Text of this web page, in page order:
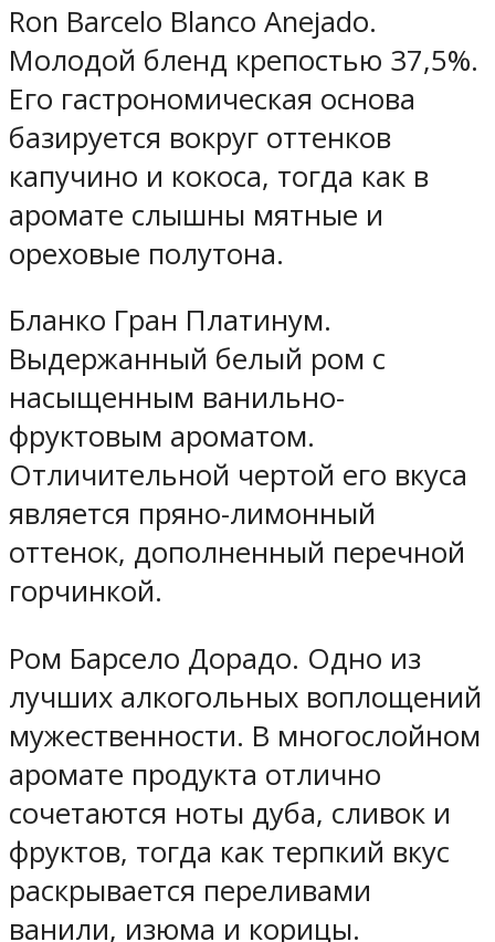
Ron Barcelo Blanco Anejado.
Молодой бленд крепостью 37,5%.
Его гастрономическая основа
базируется вокруг оттенков
капучино и кокоса, тогда как в
аромате слышны мятные и
ореховые полутона.
Бланко Гран Платинум.
Выдержанный белый ром с
насыщенным ванильно-
фруктовым ароматом.
Отличительной чертой его вкуса
является пряно-лимонный
оттенок, дополненный перечной
горчинкой.
Ром Барсело Дорадо. Одно из
лучших алкогольных воплощений
мужественности. В многослойном
аромате продукта отлично
сочетаются ноты дуба, сливок и
фруктов, тогда как терпкий вкус
раскрывается переливами
ванили, изюма и корицы.